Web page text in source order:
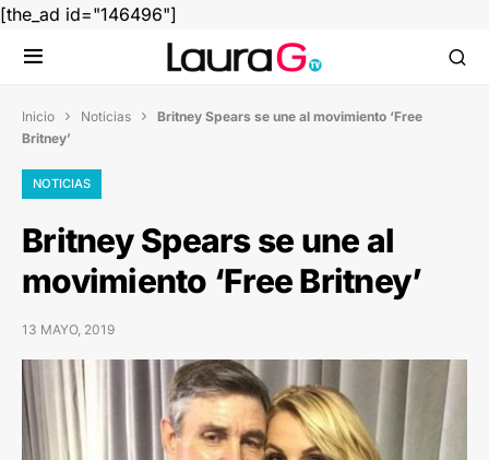
[the_ad id="146496"]
Inicio  Noticias  Britney Spears se une al movimiento ‘Free
Britney’
NOTICIAS
Britney Spears se une al
movimiento ‘Free Britney’
13 MAYO, 2019